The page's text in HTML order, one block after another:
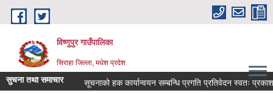
Skip to main content
विष्णुपुर गाउँपालिका
सिराहा जिल्ला, मधेश प्रदेश
सुचना तथा समाचार सूचनाको हक कार्यान्वयन सम्बन्धि प्रगति प्रतिवेदन स्वतः